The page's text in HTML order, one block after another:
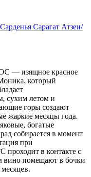
Сарагат Атзеи/
— изящное красное
который
сухим летом и
горы создают
жаркие месяцы года.
богатые
собирается в момент
при
проходит в контакте с
вино помещают в бочки